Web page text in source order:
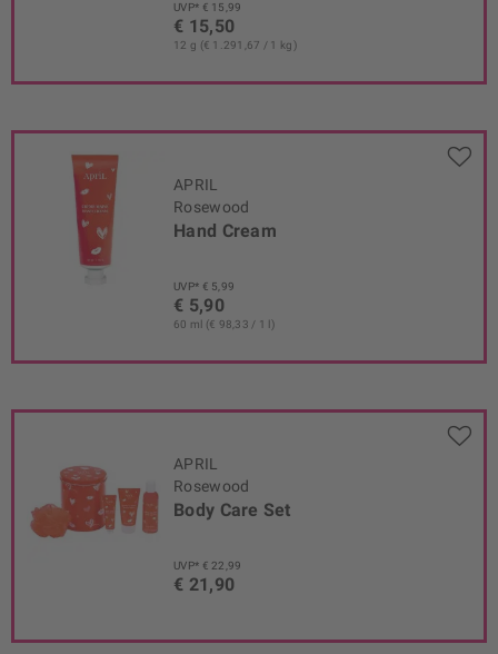
UVP* € 15,99
€ 15,50
12 g (€ 1.291,67 / 1 kg)
APRIL
Rosewood
Hand Cream
UVP* € 5,99
€ 5,90
60 ml (€ 98,33 / 1 l)
APRIL
Rosewood
Body Care Set
UVP* € 22,99
€ 21,90